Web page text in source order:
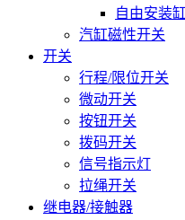
自由安装缸
汽缸磁性开关
开关
行程/限位开关
微动开关
按钮开关
拨码开关
信号指示灯
拉绳开关
继电器/接触器